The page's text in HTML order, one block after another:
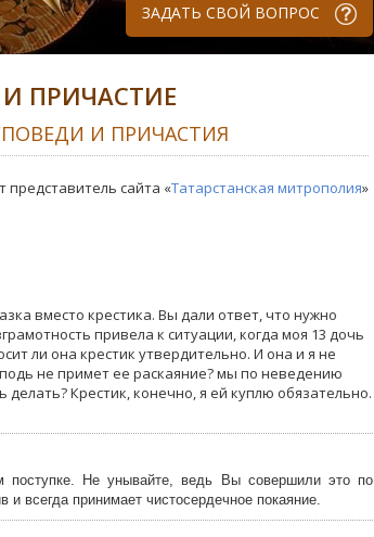
ЗАДАТЬ СВОЙ ВОПРОС
ПРИЧАСТИЕ
И ПРИЧАСТИЯ
представитель сайта «Татарстанская митрополия»
вместо крестика. Вы дали ответ, что нужно
привела к ситуации, когда моя 13 дочь
ли она крестик утвердительно. И она и я не
не примет ее раскаяние? мы по неведению
Крестик, конечно, я ей куплю обязательно.
поступке. Не унывайте, ведь Вы совершили это по
всегда принимает чистосердечное покаяние.